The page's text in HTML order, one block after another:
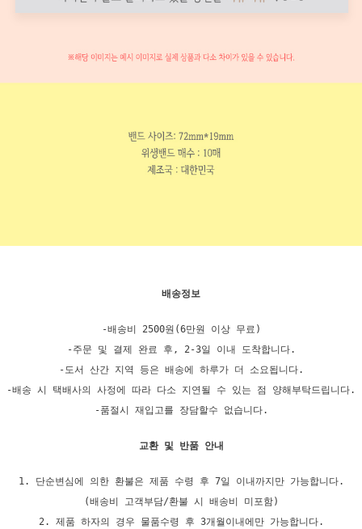
배송정보
-배송비 2500원(6만원 이상 무료)
-주문 및 결제 완료 후, 2-3일 이내 도착합니다.
-도서 산간 지역 등은 배송에 하루가 더 소요됩니다.
-배송 시 택배사의 사정에 따라 다소 지연될 수 있는 점 양해부탁드립니다.
-품절시 재입고를 장담할수 없습니다.
교환 및 반품 안내
1. 단순변심에 의한 환불은 제품 수령 후 7일 이내까지만 가능합니다.
(배송비 고객부담/환불 시 배송비 미포함)
2. 제품 하자의 경우 물품수령 후 3개월이내에만 가능합니다.